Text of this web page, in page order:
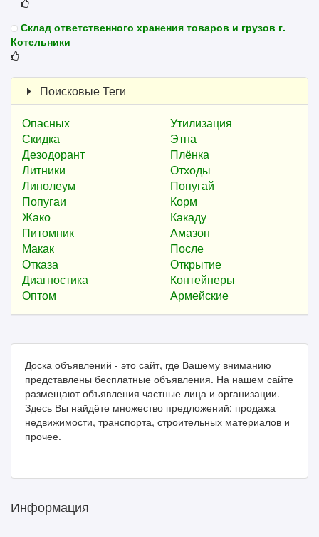
Склад ответственного хранения товаров и грузов г.
Котельники
Поисковые Теги
Опасных
Утилизация
Скидка
Этна
Дезодорант
Плёнка
Литники
Отходы
Линолеум
Попугай
Попугаи
Корм
Жако
Какаду
Питомник
Амазон
Макак
После
Отказа
Открытие
Диагностика
Контейнеры
Оптом
Армейские
Доска объявлений - это сайт, где Вашему вниманию
представлены бесплатные объявления. На нашем сайте
размещают объявления частные лица и организации.
Здесь Вы найдёте множество предложений: продажа
недвижимости, транспорта, строительных материалов и
прочее.
Информация